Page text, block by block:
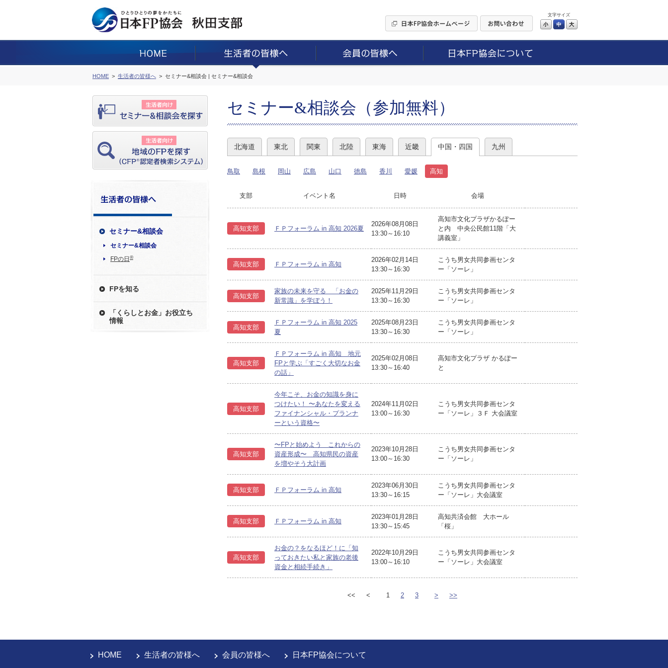
文字サイズ
小 中
HOME 生活者の皆様へ セミナー&相談会 | セミナー&相談会
セミナー&相談会
セミナー&相談会
FPの日 ®
FPを知る
「くらしとお金」お役立ち
情報
セミナー&相談会（参加無料）
北海道 東北 関東 北陸 東海 近畿 中国・四国 九州
鳥取 島根 岡山 広島 山口 徳島 香川 愛媛 高知
支部 イベント名 日時 会場
高知支部 ＦＰフォーラム in 高知 2026夏
2026年08月08日
13:30～16:10
高知市文化プラザかるぽー
と内 中央公民館11階「大
講義室」
高知支部 ＦＰフォーラム in 高知
2026年02月14日
13:30～16:30
こうち男女共同参画センタ
ー「ソーレ」
高知支部
家族の未来を守る 「お金の
新常識」を学ぼう！
2025年11月29日
13:30～16:30
こうち男女共同参画センタ
ー「ソーレ」
高知支部
ＦＰフォーラム in 高知 2025
夏
2025年08月23日
13:30～16:30
こうち男女共同参画センタ
ー「ソーレ」
高知支部
ＦＰフォーラム in 高知 地元
FPと学ぶ「すごく大切なお金
の話」
2025年02月08日
13:30～16:40
高知市文化プラザ かるぽー
と
高知支部
今年こそ、お金の知識を身に
つけたい！ 〜あなたを変える
ファイナンシャル・プランナ
ーという資格〜
2024年11月02日
13:00～16:30
こうち男女共同参画センタ
ー「ソーレ」３Ｆ 大会議室
高知支部
〜FPと始めよう これからの
資産形成〜 高知県民の資産
を増やそう大計画
2023年10月28日
13:00～16:30
こうち男女共同参画センタ
ー「ソーレ」
高知支部 ＦＰフォーラム in 高知
2023年06月30日
13:30～16:15
こうち男女共同参画センタ
ー「ソーレ」大会議室
高知支部 ＦＰフォーラム in 高知
2023年01月28日
13:30～15:45
高知共済会館 大ホール
「桜」
高知支部
お金の？をなるほど！に「知
っておきたい私と家族の老後
資金と相続手続き」
2022年10月29日
13:00～16:10
こうち男女共同参画センタ
ー「ソーレ」大会議室
<< < 1 2 3 > >>
HOME 生活者の皆様へ 会員の皆様へ 日本FP協会について